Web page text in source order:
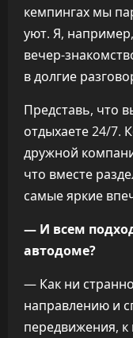
кемпингах мы
уют. Я,
вечер-
в долгие
Представь, что
отдыхаете 24/7.
дружной
что вместе
самые яркие
— И всем
автодоме?
— Как ни
направлению и
передвижения, к